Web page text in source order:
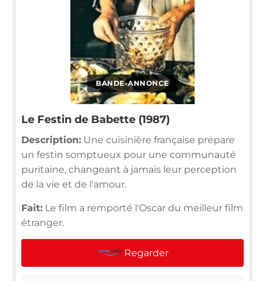
BANDE-ANNONCE
Le Festin de Babette (1987)
Description: Une cuisinière française prépare
un festin somptueux pour une communauté
puritaine, changeant à jamais leur perception
de la vie et de l'amour.
Fait: Le film a remporté l'Oscar du meilleur film
étranger.
Regarder